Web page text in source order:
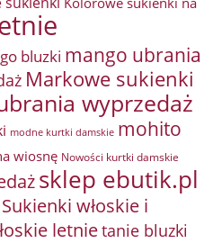
bluzki mango ubrania
Markowe sukienki
wyprzedaż
modne kurtki damskie mohito
wiosnę Nowości kurtki damskie
sklep ebutik.pl
Sukienki włoskie i
letnietanie bluzki